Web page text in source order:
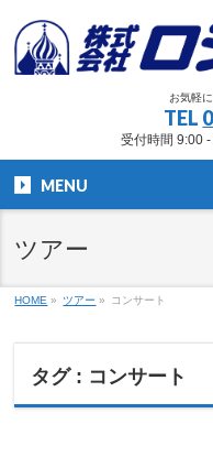
お気軽
TEL
受付時間 9:00
MENU
ツアー
HOME » ツアー » コンサート
タグ : コンサート